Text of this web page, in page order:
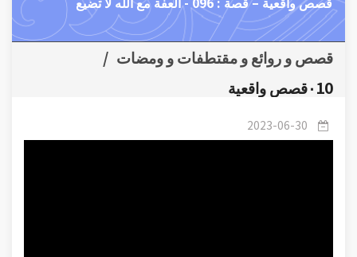
قصص و روائع و مقتطفات و ومضات /
٠10قصص واقعية
2023-06-30